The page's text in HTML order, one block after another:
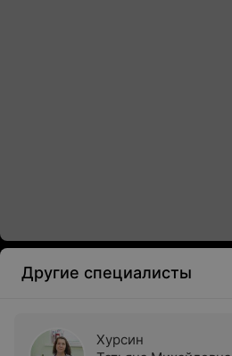
Другие специалисты
Хурсин